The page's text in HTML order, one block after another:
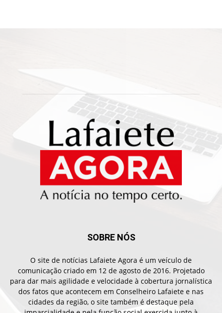
SOBRE NÓS
O site de notícias Lafaiete Agora é um veículo de
comunicação criado em 12 de agosto de 2016. Projetado
para dar mais agilidade e velocidade à cobertura jornalística
dos fatos que acontecem em Conselheiro Lafaiete e nas
cidades da região, o site também é destaque pela